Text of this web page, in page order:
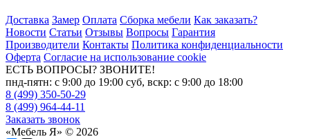
Доставка Замер Оплата Сборка мебели Как заказать?
Новости Статьи Отзывы Вопросы Гарантия
Производители Контакты Политика конфиденциальности
Оферта Согласие на использование cookie
ЕСТЬ ВОПРОСЫ? ЗВОНИТЕ!
пнд-пятн: с 9:00 до 19:00 суб, вскр: с 9:00 до 18:00
8 (499) 350-50-29
8 (499) 964-44-11
Заказать звонок
«Мебель Я» © 2026